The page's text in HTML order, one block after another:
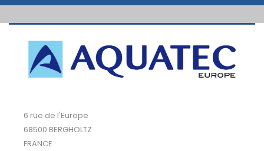
6 rue de l'Europe
68500 BERGHOLTZ
FRANCE